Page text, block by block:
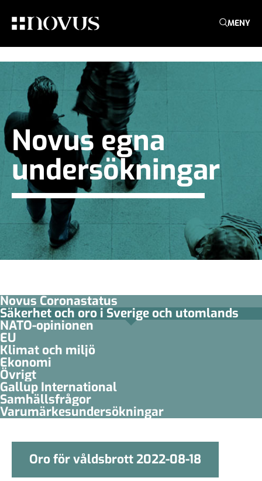
MENY
Novus egna
undersökningar
Novus Coronastatus
Säkerhet och oro i Sverige och utomlands
NATO-opinionen
EU
Klimat och miljö
Ekonomi
Övrigt
Gallup International
Samhällsfrågor
Varumärkesundersökningar
Oro för våldsbrott 2022-08-18